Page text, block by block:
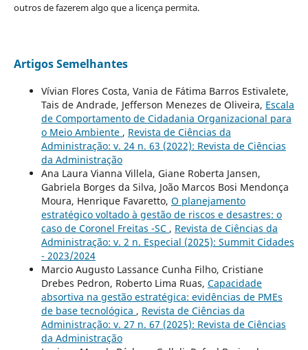
outros de fazerem algo que a licença permita.
Artigos Semelhantes
Vívian Flores Costa, Vania de Fátima Barros Estivalete,
Tais de Andrade, Jefferson Menezes de Oliveira, Escala
de Comportamento de Cidadania Organizacional para
o Meio Ambiente , Revista de Ciências da
Administração: v. 24 n. 63 (2022): Revista de Ciências
da Administração
Ana Laura Vianna Villela, Giane Roberta Jansen,
Gabriela Borges da Silva, João Marcos Bosi Mendonça
Moura, Henrique Favaretto, O planejamento
estratégico voltado à gestão de riscos e desastres: o
caso de Coronel Freitas -SC , Revista de Ciências da
Administração: v. 2 n. Especial (2025): Summit Cidades
- 2023/2024
Marcio Augusto Lassance Cunha Filho, Cristiane
Drebes Pedron, Roberto Lima Ruas, Capacidade
absortiva na gestão estratégica: evidências de PMEs
de base tecnológica , Revista de Ciências da
Administração: v. 27 n. 67 (2025): Revista de Ciências
da Administração